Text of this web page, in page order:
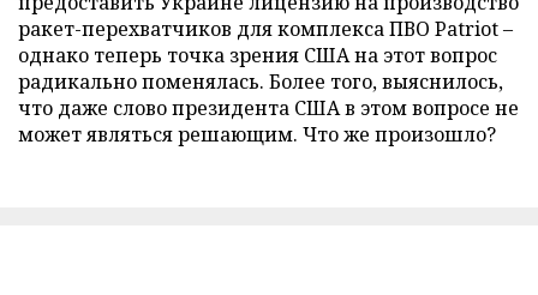
ракет-перехватчиков для комплекса ПВО Patriot –
однако теперь точка зрения США на этот вопрос
радикально поменялась. Более того, выяснилось,
что даже слово президента США в этом вопросе не
может являться решающим. Что же произошло?